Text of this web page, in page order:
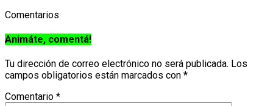
Comentarios
Animáte, comentá!
Tu dirección de correo electrónico no será publicada. Los
campos obligatorios están marcados con *
Comentario *